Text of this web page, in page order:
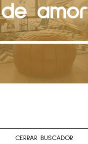
de amor
CERRAR BUSCADOR